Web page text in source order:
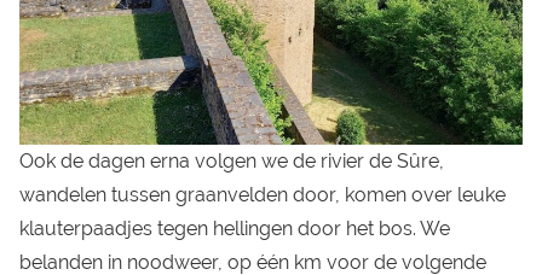
Ook de dagen erna volgen we de rivier de Sûre,
wandelen tussen graanvelden door, komen over leuke
klauterpaadjes tegen hellingen door het bos. We
belanden in noodweer, op één km voor de volgende